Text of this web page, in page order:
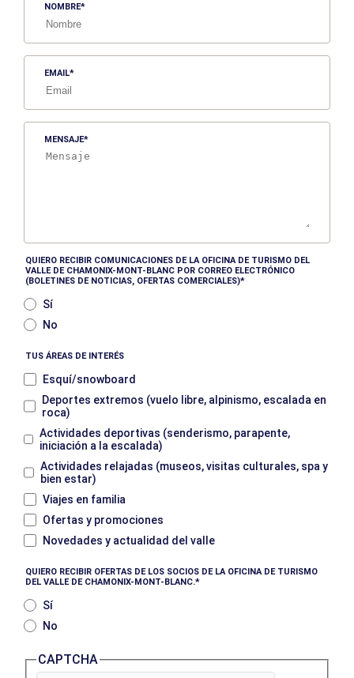
NOMBRE
EMAIL
MENSAJE
QUIERO RECIBIR COMUNICACIONES DE LA OFICINA DE TURISMO DEL
VALLE DE CHAMONIX-MONT-BLANC POR CORREO ELECTRÓNICO
(BOLETINES DE NOTICIAS, OFERTAS COMERCIALES)
Sí
No
TUS ÁREAS DE INTERÉS
Esquí/snowboard
Deportes extremos (vuelo libre, alpinismo, escalada en
roca)
Actividades deportivas (senderismo, parapente,
iniciación a la escalada)
Actividades relajadas (museos, visitas culturales, spa y
bien estar)
Viajes en familia
Ofertas y promociones
Novedades y actualidad del valle
QUIERO RECIBIR OFERTAS DE LOS SOCIOS DE LA OFICINA DE TURISMO
DEL VALLE DE CHAMONIX-MONT-BLANC.
Sí
No
CAPTCHA